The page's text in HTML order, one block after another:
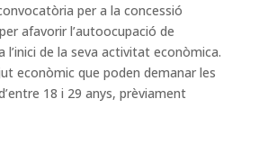
per a la concessió
afavorir l’autoocupació de
l’inici de la seva activitat econòmica.
econòmic que poden demanar les
18 i 29 anys, prèviament